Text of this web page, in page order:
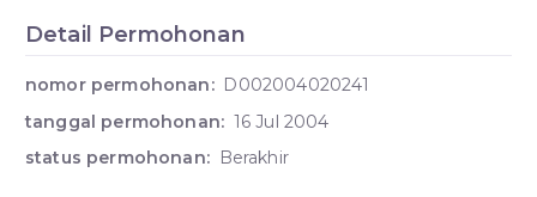
Detail Permohonan
nomor permohonan: D002004020241
tanggal permohonan: 16 Jul 2004
status permohonan: Berakhir